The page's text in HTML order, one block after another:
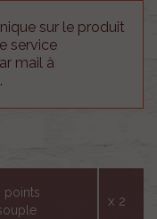
sur le produit
service
mail à
.
points
x 2